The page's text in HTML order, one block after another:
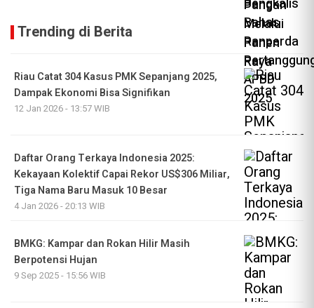
Trending di Berita
Riau Catat 304 Kasus PMK Sepanjang 2025,
Dampak Ekonomi Bisa Signifikan
12 Jan 2026 - 13:57 WIB
Daftar Orang Terkaya Indonesia 2025:
Kekayaan Kolektif Capai Rekor US$306 Miliar,
Tiga Nama Baru Masuk 10 Besar
4 Jan 2026 - 20:13 WIB
BMKG: Kampar dan Rokan Hilir Masih
Berpotensi Hujan
9 Sep 2025 - 15:56 WIB